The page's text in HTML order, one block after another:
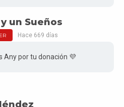
un Sueños
Hace 669 días
Any por tu donación 💜